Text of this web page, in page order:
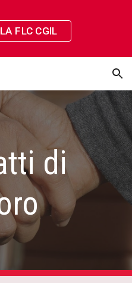
Skip to navigation
FLC CGIL
di